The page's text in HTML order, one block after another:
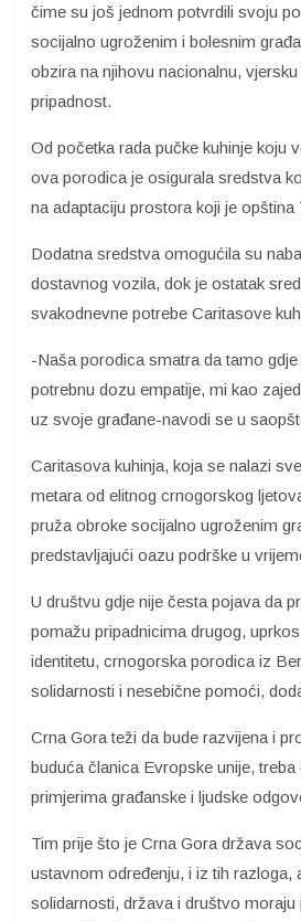
čime su još jednom potvrdili svoju
socijalno ugroženim i bolesnim
obzira na njihovu nacionalnu,
pripadnost.
Od početka rada pučke kuhinje koju
ova porodica je osigurala sredstva
na adaptaciju prostora koji je opština
Dodatna sredstva omogućila su
dostavnog vozila, dok je ostatak
svakodnevne potrebe Caritasove
-Naša porodica smatra da tamo
potrebnu dozu empatije, mi kao
uz svoje građane-navodi se u
Caritasova kuhinja, koja se nalazi
metara od elitnog crnogorskog
pruža obroke socijalno ugroženim
predstavljajući oazu podrške u
U društvu gdje nije česta pojava da
pomažu pripadnicima drugog,
identitetu, crnogorska porodica iz
solidarnosti i nesebične pomoći,
Crna Gora teži da bude razvijena i
buduća članica Evropske unije,
primjerima građanske i ljudske
Tim prije što je Crna Gora država
ustavnom određenju, i iz tih razloga,
solidarnosti, država i društvo moraju